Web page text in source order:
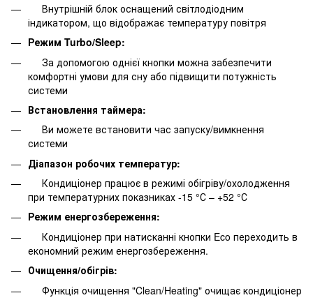
Внутрішній блок оснащений світлодіодним
індикатором, що відображає температуру повітря
Режим Turbo/Sleep:
За допомогою однієї кнопки можна забезпечити
комфортні умови для сну або підвищити потужність
системи
Встановлення таймера:
Ви можете встановити час запуску/вимкнення
системи
Діапазон робочих температур:
Кондиціонер працює в режимі обігріву/охолодження
при температурних показниках -15 °С – +52 °С
Режим енергозбереження:
Кондиціонер при натисканні кнопки Eco переходить в
економний режим енергозбереження.
Очищення/обігрів:
Функція очищення "Clean/Heating" очищає кондиціонер